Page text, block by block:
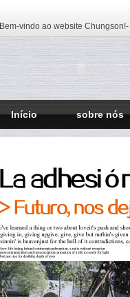
Bem-vindo ao website Chungson!-
Início sobre nós